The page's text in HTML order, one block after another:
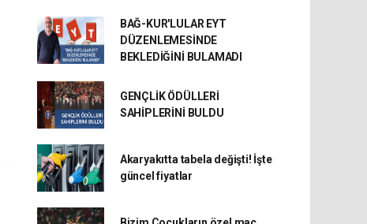
BAĞ-KUR'LULAR EYT
DÜZENLEMESİNDE
BEKLEDİĞİNİ BULAMADI
GENÇLİK ÖDÜLLERİ
SAHİPLERİNİ BULDU
Akaryakıtta tabela değişti! İşte
güncel fiyatlar